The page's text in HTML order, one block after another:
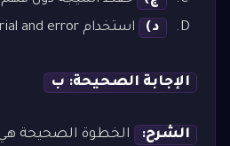
د)
استخدام trial and error عشوائياً
الإجابة الصحيحة: ب
الشرح: الخطوة الصحيحة